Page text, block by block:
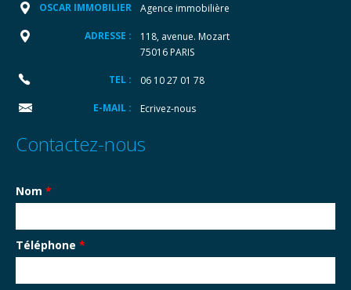
OSCAR IMMOBILIER Agence immobilière
ADRESSE :
118, avenue. Mozart
75016 PARIS
TEL : 06 10 27 01 78
E-MAIL : Ecrivez-nous
Contactez-nous
Nom *
Téléphone *